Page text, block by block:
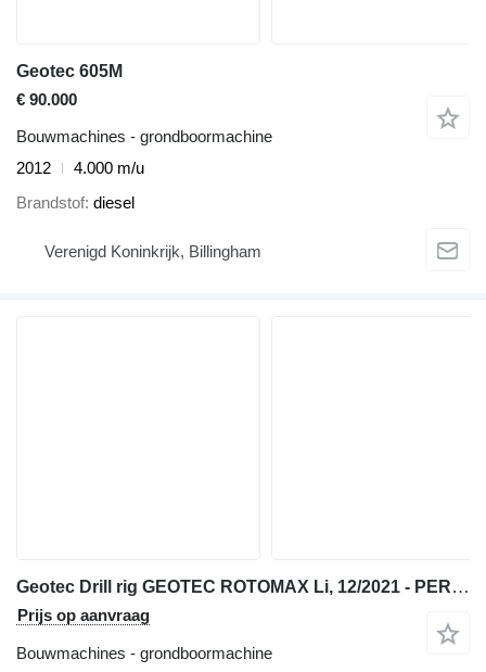
Geotec 605M
€ 90.000
Bouwmachines - grondboormachine
2012
4.000 m/u
Brandstof diesel
Verenigd Koninkrijk, Billingham
Geotec Drill rig GEOTEC ROTOMAX Li, 12/2021 - PERFECT CONDITION water w
Prijs op aanvraag
Bouwmachines - grondboormachine